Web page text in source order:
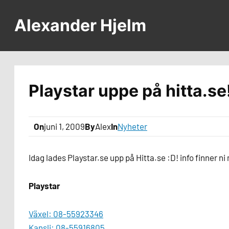
innehållAlexander Hjelm
Playstar uppe på
Onjuni 1, 2009ByAlexInNyheter
Idag lades Playstar.se upp på Hitta.se :D! info finner ni
Playstar
Växel: 08-55923346